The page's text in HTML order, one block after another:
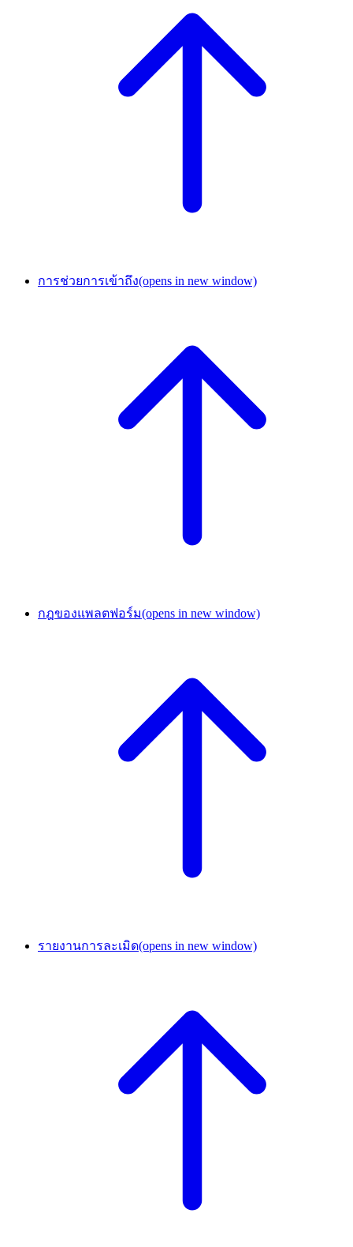
การช่วยการเข้าถึง(opens in new window)
กฎของแพลตฟอร์ม(opens in new window)
รายงานการละเมิด(opens in new window)